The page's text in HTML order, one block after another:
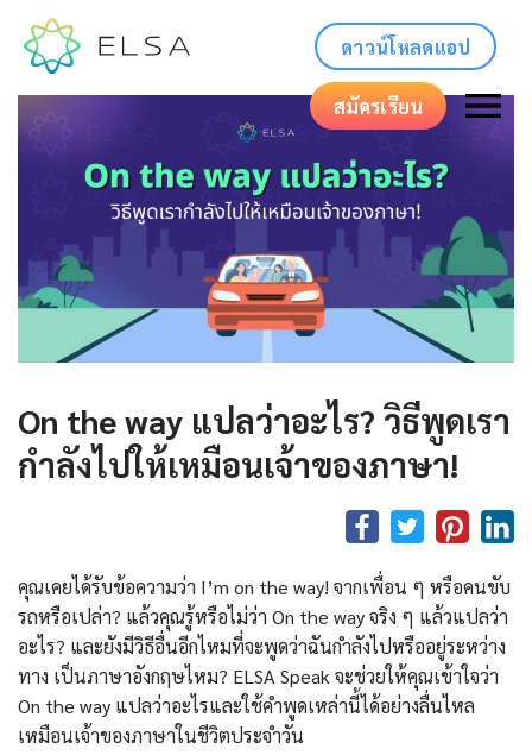
ดาวน์โหลดแอป
สมัครเรียน
On the way แปลว่าอะไร? วิธีพูดเรา
กำลังไปให้เหมือนเจ้าของภาษา!
คุณเคยได้รับข้อความว่า I’m on the way! จากเพื่อน ๆ หรือคนขับ
รถหรือเปล่า? แล้วคุณรู้หรือไม่ว่า On the way จริง ๆ แล้วแปลว่า
อะไร? และยังมีวิธีอื่นอีกไหมที่จะพูดว่าฉันกำลังไปหรืออยู่ระหว่าง
ทาง เป็นภาษาอังกฤษไหม? ELSA Speak จะช่วยให้คุณเข้าใจว่า
On the way แปลว่าอะไรและใช้คำพูดเหล่านี้ได้อย่างลื่นไหล
เหมือนเจ้าของภาษาในชีวิตประจำวัน